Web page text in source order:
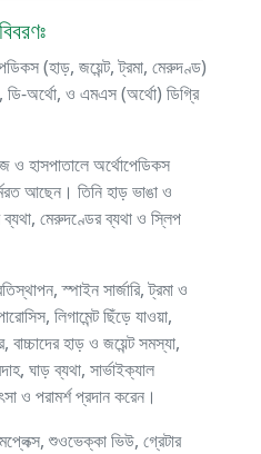
(হাড়, জয়েন্ট, ট্রমা, মেরুদণ্ড)
ডি-অর্থো, ও এমএস (অর্থো) ডিগ্রি
ও হাসপাতালে অর্থোপেডিকস
আছেন। তিনি হাড় ভাঙা ও
ব্যথা, মেরুদণ্ডের ব্যথা ও স্লিপ
স্পাইন সার্জারি, ট্রমা ও
লিগামেন্ট ছিঁড়ে যাওয়া,
হাড় ও জয়েন্ট সমস্যা,
ঘাড় ব্যথা, সার্ভাইক্যাল
ও পরামর্শ প্রদান করেন।
শুওভেক্কা ভিউ, গ্রেটার